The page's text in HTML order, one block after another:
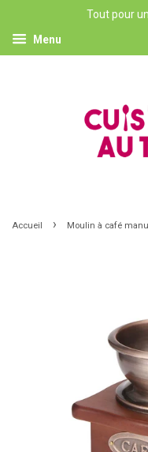
Tout pour
Menu
Accueil › Moulin à café